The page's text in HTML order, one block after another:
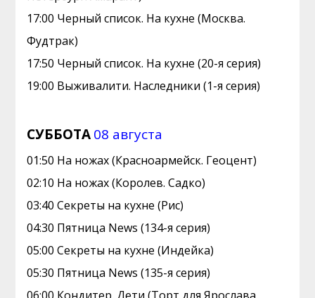
17:00 Черный список. На кухне (Москва.
Фудтрак)
17:50 Черный список. На кухне (20-я серия)
19:00 Выживалити. Наследники (1-я серия)
СУББОТА08 августа
01:50 На ножах (Красноармейск. Геоцент)
02:10 На ножах (Королев. Садко)
03:40 Секреты на кухне (Рис)
04:30 Пятница News (134-я серия)
05:00 Секреты на кухне (Индейка)
05:30 Пятница News (135-я серия)